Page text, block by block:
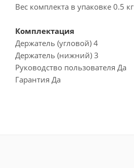
Вес комплекта в упаковке 0.5 кг
Комплектация
Держатель (угловой) 4
Держатель (нижний) 3
Руководство пользователя Да
Гарантия Да